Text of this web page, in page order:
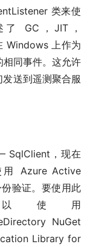
类来使
了 GC，JIT，
Windows 上作为
同事件。这允许
送到遥测聚合服
SqlClient，现在
Azure Active
验证。要使用此
使用
NuGet
Library for